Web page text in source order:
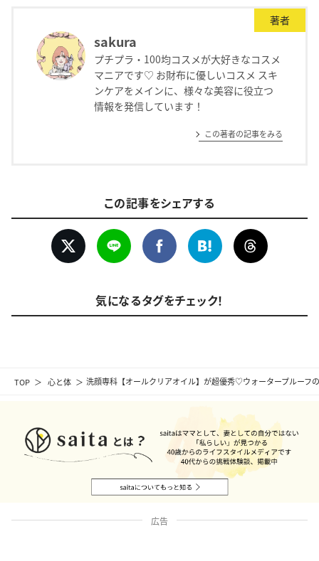
TOP 心と体 洗顔専科【オールクリアオイル】が超優秀♡ウォータープルーフ
著者
sakura
プチプラ・100均コスメが大好きなコスメ
マニアです♡ お財布に優しいコスメ スキ
ンケアをメインに、様々な美容に役立つ
情報を発信しています！
この著者の記事をみる
この記事をシェアする
気になるタグをチェック！
広告